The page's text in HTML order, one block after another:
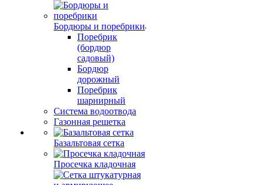
Бордюры и поребрики
Поребрик
(бордюр
садовый)
Бордюр
дорожный
Поребрик
шарнирный
Система водоотвода
Газонная решетка
Базальтовая сетка
Просечка кладочная